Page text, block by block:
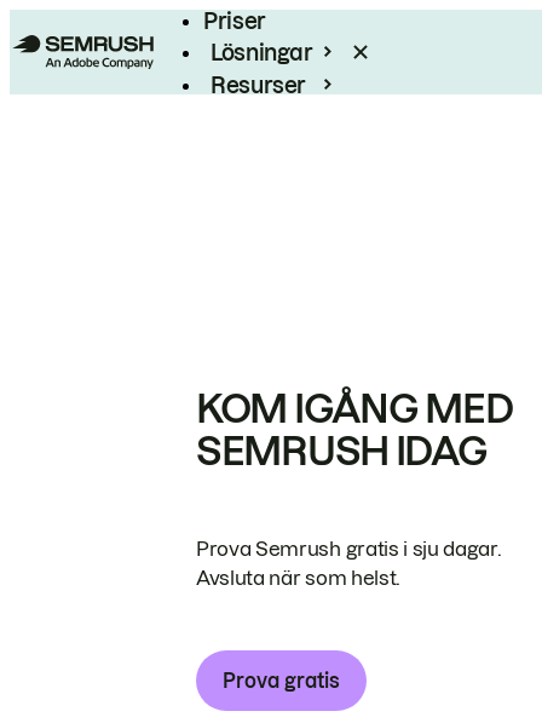
Priser
Lösningar
Resurser
KOM IGÅNG MED
SEMRUSH IDAG
Prova Semrush gratis i sju dagar.
Avsluta när som helst.
Prova gratis